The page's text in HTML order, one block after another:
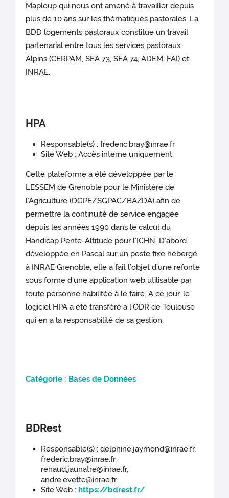
Maploup qui nous ont amené à travailler depuis
plus de 10 ans sur les thématiques pastorales. La
BDD logements pastoraux constitue un travail
partenarial entre tous les services pastoraux
Alpins (CERPAM, SEA 73, SEA 74, ADEM, FAI) et
INRAE.
HPA
Responsable(s) : frederic.bray@inrae.fr
Site Web : Accès interne uniquement
Cette plateforme a été développée par le
LESSEM de Grenoble pour le Ministère de
l’Agriculture (DGPE/SGPAC/BAZDA) afin de
permettre la continuité de service engagée
depuis les années 1990 dans le calcul du
Handicap Pente-Altitude pour l’ICHN. D’abord
développée en Pascal sur un poste fixe hébergé
à INRAE Grenoble, elle a fait l’objet d’une refonte
sous forme d’une application web utilisable par
toute personne habilitée à le faire. A ce jour, le
logiciel HPA a été transféré a l’ODR de Toulouse
qui en a la responsabilité de sa gestion.
Catégorie : Bases de Données
BDRest
Responsable(s) : delphine.jaymond@inrae.fr,
frederic.bray@inrae.fr,
renaud.jaunatre@inrae.fr,
andre.evette@inrae.fr
Site Web : https://bdrest.fr/